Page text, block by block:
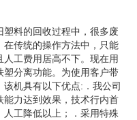
料的回收过程中，很多废
传统的操作方法中，只能
工费用居高不下。现在用
分离功能。为使用客户带
机具有以下优点:．我公司
力达到效果，技术行内首
工降低以上；．采用特殊